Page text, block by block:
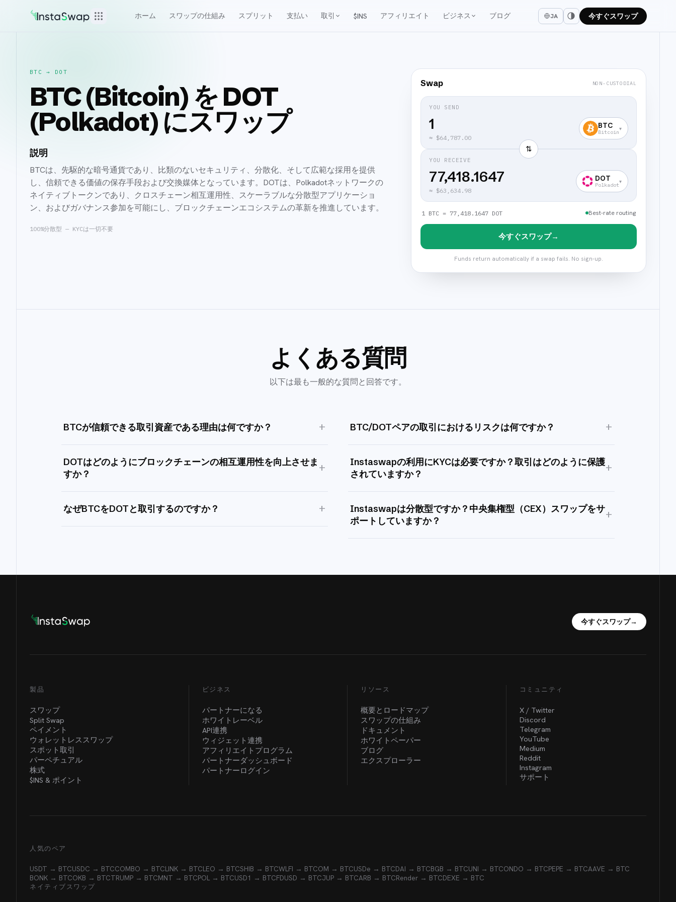
ホーム スワップの仕組み スプリット 支払い 取引 $INS アフィリエイト ビジネス ブログ JA 今すぐスワップ
BTC → DOT
BTC (Bitcoin) を DOT
(Polkadot) にスワップ
説明
BTCは、先駆的な暗号通貨であり、比類のないセキュリティ、分散化、そして広範な採用を提供
し、信頼できる価値の保存手段および交換媒体となっています。DOTは、Polkadotネットワークの
ネイティブトークンであり、クロスチェーン相互運用性、スケーラブルな分散型アプリケーショ
ン、およびガバナンス参加を可能にし、ブロックチェーンエコシステムの革新を推進しています。
100%分散型 — KYCは一切不要
Swap NON-CUSTODIAL
YOU SEND
≈ $64,787.00
BTC
Bitcoin
▾
⇅
YOU RECEIVE
77,418.1647
≈ $63,634.98
DOT
Polkadot
▾
1 BTC = 77,418.1647 DOT Best-rate routing
今すぐスワップ→
Funds return automatically if a swap fails. No sign-up.
よくある質問
以下は最も一般的な質問と回答です。
BTCが信頼できる取引資産である理由は何ですか？ +
DOTはどのようにブロックチェーンの相互運用性を向上させま
すか？
+
なぜBTCをDOTと取引するのですか？ +
BTC/DOTペアの取引におけるリスクは何ですか？ +
Instaswapの利用にKYCは必要ですか？取引はどのように保護
されていますか？
+
Instaswapは分散型ですか？中央集権型（CEX）スワップをサ
ポートしていますか？
+
今すぐスワップ→
製品
スワップ
Split Swap
ペイメント
ウォレットレススワップ
スポット取引
パーペチュアル
株式
$INS & ポイント
ビジネス
パートナーになる
ホワイトレーベル
API連携
ウィジェット連携
アフィリエイトプログラム
パートナーダッシュボード
パートナーログイン
リソース
概要とロードマップ
スワップの仕組み
ドキュメント
ホワイトペーパー
ブログ
エクスプローラー
コミュニティ
X / Twitter
Discord
Telegram
YouTube
Medium
Reddit
Instagram
サポート
人気のペア
USDT → BTCUSDC → BTCCOMBO → BTCLINK → BTCLEO → BTCSHIB → BTCWLFI → BTCOM → BTCUSDe → BTCDAI → BTCBGB → BTCUNI → BTCONDO → BTCPEPE → BTCAAVE → BTC
BONK → BTCOKB → BTCTRUMP → BTCMNT → BTCPOL → BTCUSD1 → BTCFDUSD → BTCJUP → BTCARB → BTCRender → BTCDEXE → BTC
ネイティブスワップ